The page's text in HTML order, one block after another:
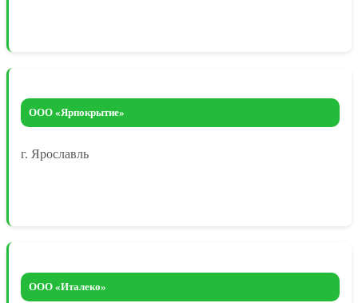
ООО «Ярпокрытие»
г. Ярославль
ООО «Италеко»